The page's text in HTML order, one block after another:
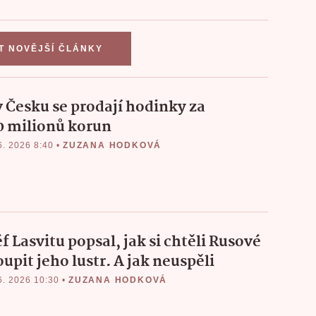
NOVĚJŠÍ ČLÁNKY
Česku se prodají hodinky za
milionů korun
2026 8:40 • ZUZANA HODKOVÁ
Lasvitu popsal, jak si chtěli Rusové
jeho lustr. A jak neuspěli
2026 10:30 • ZUZANA HODKOVÁ